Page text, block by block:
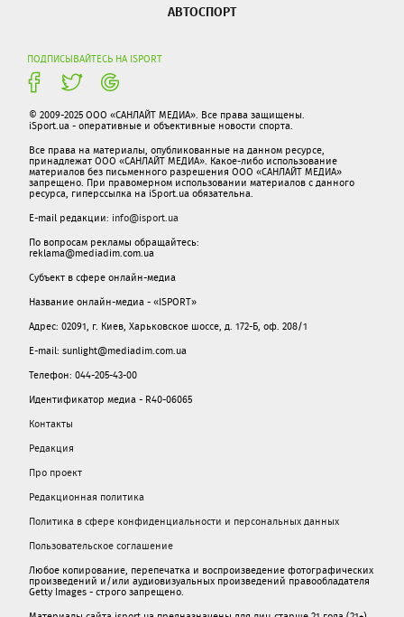
АВТОСПОРТ
ПОДПИСЫВАЙТЕСЬ НА ISPORT
© 2009-2025 ООО «САНЛАЙТ МЕДИА». Все права защищены.
iSport.ua - оперативные и объективные новости спорта.
Все права на материалы, опубликованные на данном ресурсе,
принадлежат ООО «САНЛАЙТ МЕДИА». Какое-либо использование
материалов без письменного разрешения ООО «САНЛАЙТ МЕДИА»
запрещено. При правомерном использовании материалов с данного
ресурса, гиперссылка на iSport.ua обязательна.
E-mail редакции: info@isport.ua
По вопросам рекламы обращайтесь:
reklama@mediadim.com.ua
Субъект в сфере онлайн-медиа
Название онлайн-медиа - «ISPORT»
Адрес: 02091, г. Киев, Харьковское шоссе, д. 172-Б, оф. 208/1
E-mail: sunlight@mediadim.com.ua
Телефон: 044-205-43-00
Идентификатор медиа - R40-06065
Контакты
Редакция
Про проект
Редакционная политика
Политика в сфере конфиденциальности и персональных данных
Пользовательское соглашение
Любое копирование, перепечатка и воспроизведение фотографических
произведений и/или аудиовизуальных произведений правообладателя
Getty Images - строго запрещено.